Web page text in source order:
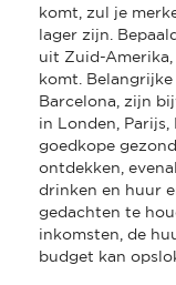
komt, zul je
lager zijn.
uit Zuid-
komt.
Barcelona, zijn
in Londen,
goedkope
ontdekken,
drinken en huur
gedachten te
inkomsten, de
budget kan